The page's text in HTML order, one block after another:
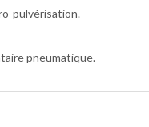
pulvérisation.
pneumatique.